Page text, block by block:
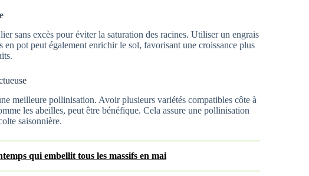
sans excès pour éviter la saturation des racines. Utiliser un engrais
en pot peut également enrichir le sol, favorisant une croissance plus
meilleure pollinisation. Avoir plusieurs variétés compatibles côte à
les abeilles, peut être bénéfique. Cela assure une pollinisation
saisonnière.
qui embellit tous les massifs en mai